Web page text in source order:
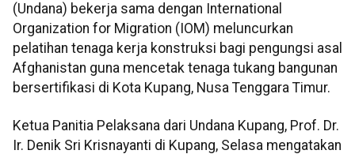
(Undana) bekerja sama dengan International
Organization for Migration (IOM) meluncurkan
pelatihan tenaga kerja konstruksi bagi pengungsi asal
Afghanistan guna mencetak tenaga tukang bangunan
bersertifikasi di Kota Kupang, Nusa Tenggara Timur.
Ketua Panitia Pelaksana dari Undana Kupang, Prof. Dr.
Ir. Denik Sri Krisnayanti di Kupang, Selasa mengatakan